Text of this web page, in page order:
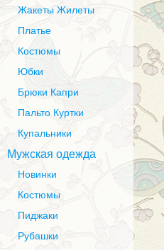
Жакеты Жилеты
Платье
Костюмы
Юбки
Брюки Капри
Пальто Куртки
Купальники
Мужская одежда
Новинки
Костюмы
Пиджаки
Рубашки